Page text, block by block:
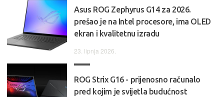
Asus ROG Zephyrus G14 za 2026.
prešao je na Intel procesore, ima OLED
ekran i kvalitetnu izradu
23. lipnja 2026.
ROG Strix G16 - prijenosno računalo
pred kojim je svijetla budućnost